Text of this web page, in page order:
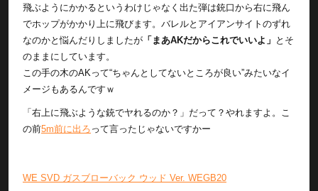
飛ぶようにかかるというわけじゃなく出た弾は銃口から右に飛ん
でホップがかかり上に飛びます。バレルとアイアンサイトのずれ
なのかと悩んだりしましたが 「まあAKだからこれでいいよ」 とそ
のままにしています。
この手の木のAKって“ちゃんとしてないところが良い”みたいなイ
メージもあるんですｗ
「右上に飛ぶような銃でヤれるのか？」だって？やれますよ。こ
の前5m前に出ろ って言ったじゃないですかー
WE SVD ガスブローバック ウッド Ver. WEGB20